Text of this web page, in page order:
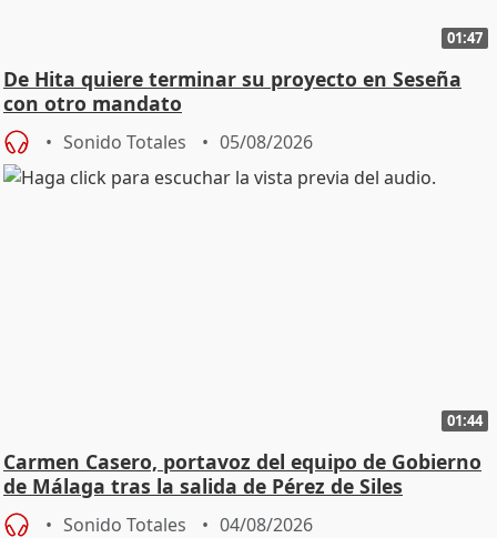
01:47
De Hita quiere terminar su proyecto en Seseña
con otro mandato
Sonido Totales 05/08/2026
01:44
Carmen Casero, portavoz del equipo de Gobierno
de Málaga tras la salida de Pérez de Siles
Sonido Totales 04/08/2026